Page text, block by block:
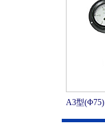
A3型(Φ75)